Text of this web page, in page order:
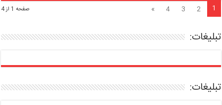
صفحه 1 از 4 1
2
3
4
»
تبلیغات:
تبلیغات: